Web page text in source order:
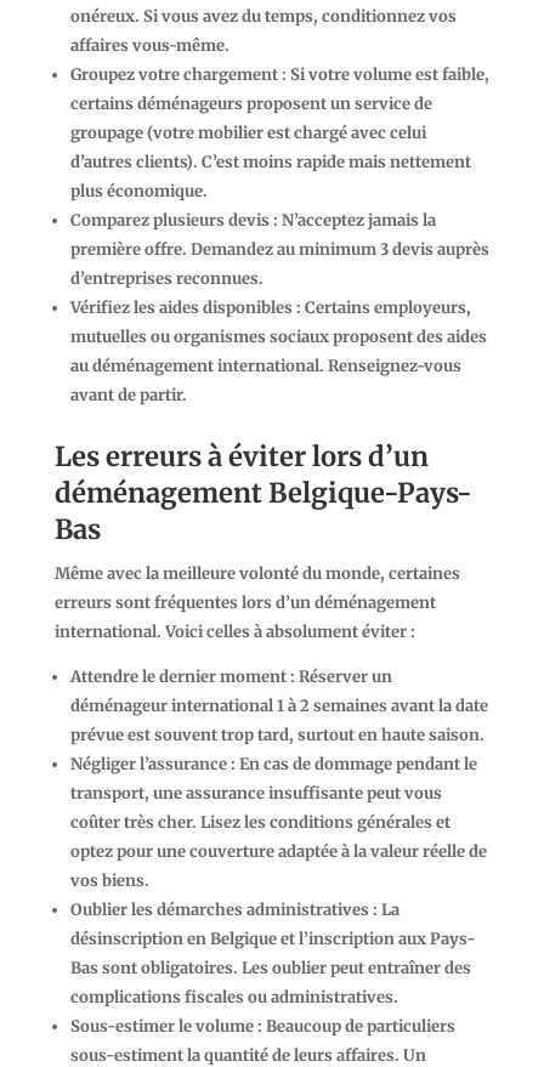
onéreux. Si vous avez du temps, conditionnez vos
affaires vous-même.
Groupez votre chargement: Si votre volume est faible,
certains déménageurs proposent un service de
groupage (votre mobilier est chargé avec celui
d’autres clients). C’est moins rapide mais nettement
plus économique.
Comparez plusieurs devis : N’acceptez jamais la
première offre. Demandez au minimum 3 devis auprès
d’entreprises reconnues.
Vérifiez les aides disponibles : Certains employeurs,
mutuelles ou organismes sociaux proposent des aides
au déménagement international. Renseignez-vous
avant de partir.
Les erreurs à éviter lors d’un
déménagement Belgique-Pays-
Bas
Même avec la meilleure volonté du monde, certaines
erreurs sont fréquentes lors d’un déménagement
international. Voici celles à absolument éviter :
Attendre le dernier moment: Réserver un
déménageur international 1 à 2 semaines avant la date
prévue est souvent trop tard, surtout en haute saison.
Négliger l’assurance: En cas de dommage pendant le
transport, une assurance insuffisante peut vous
coûter très cher. Lisez les conditions générales et
optez pour une couverture adaptée à la valeur réelle de
vos biens.
Oublier les démarches administratives : La
désinscription en Belgique et l’inscription aux Pays-
Bas sont obligatoires. Les oublier peut entraîner des
complications fiscales ou administratives.
Sous-estimer le volume: Beaucoup de particuliers
sous-estiment la quantité de leurs affaires. Un